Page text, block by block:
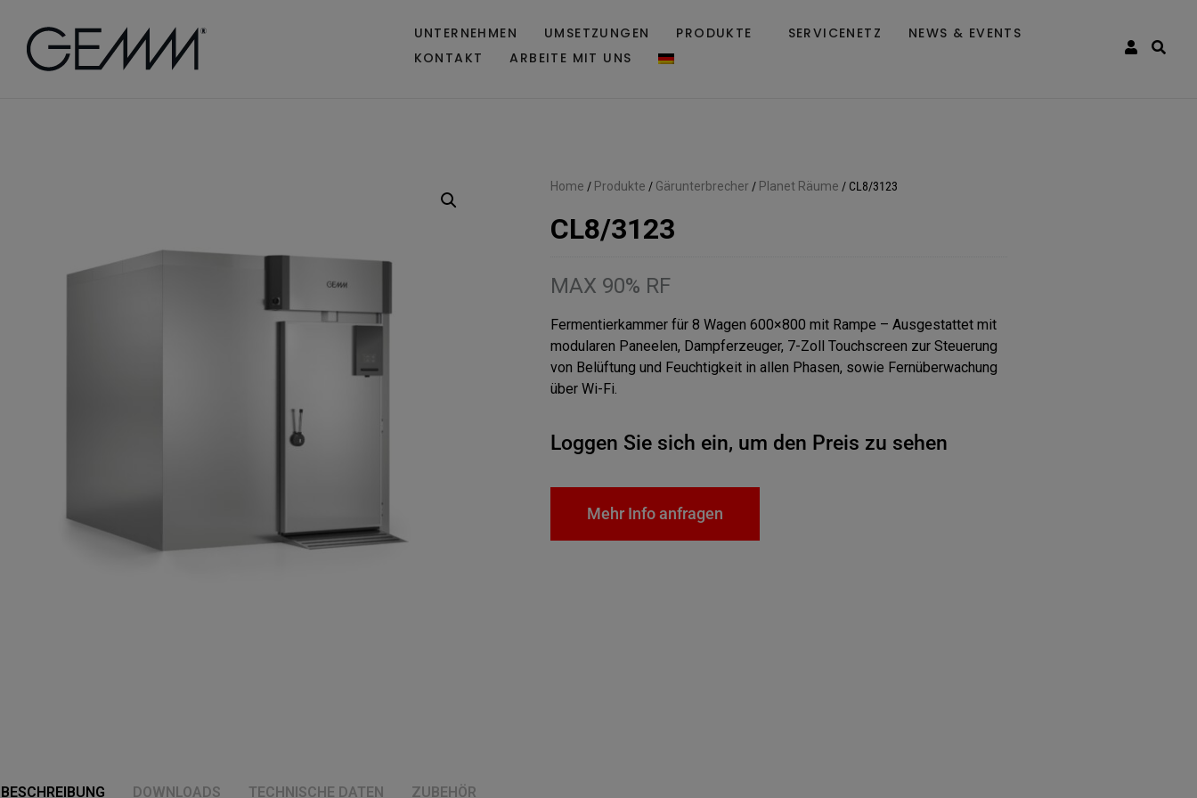
UNTERNEHMEN UMSETZUNGEN PRODUKTE SERVICENETZ
NEWS & EVENTS
KONTAKT
ARBEITE MIT UNS
Home / Produkte / Gärunterbrecher / Planet Räume / CL8/3123
CL8/3123
MAX 90% RF
Fermentierkammer für 8 Wagen 600×800 mit Rampe – Ausgestattet mit
modularen Paneelen, Dampferzeuger, 7-Zoll Touchscreen zur Steuerung
von Belüftung und Feuchtigkeit in allen Phasen, sowie Fernüberwachung
über Wi-Fi.
Loggen Sie sich ein, um den Preis zu sehen
Mehr Info anfragen
BESCHREIBUNG DOWNLOADS TECHNISCHE DATEN ZUBEHÖR